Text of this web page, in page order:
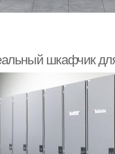
шкафчик